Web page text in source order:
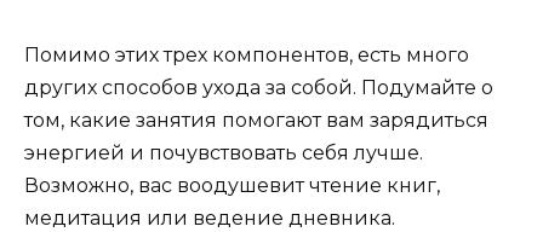
Помимо этих трех компонентов, есть много
других способов ухода за собой. Подумайте о
том, какие занятия помогают вам зарядиться
энергией и почувствовать себя лучше.
Возможно, вас воодушевит чтение книг,
медитация или ведение дневника.